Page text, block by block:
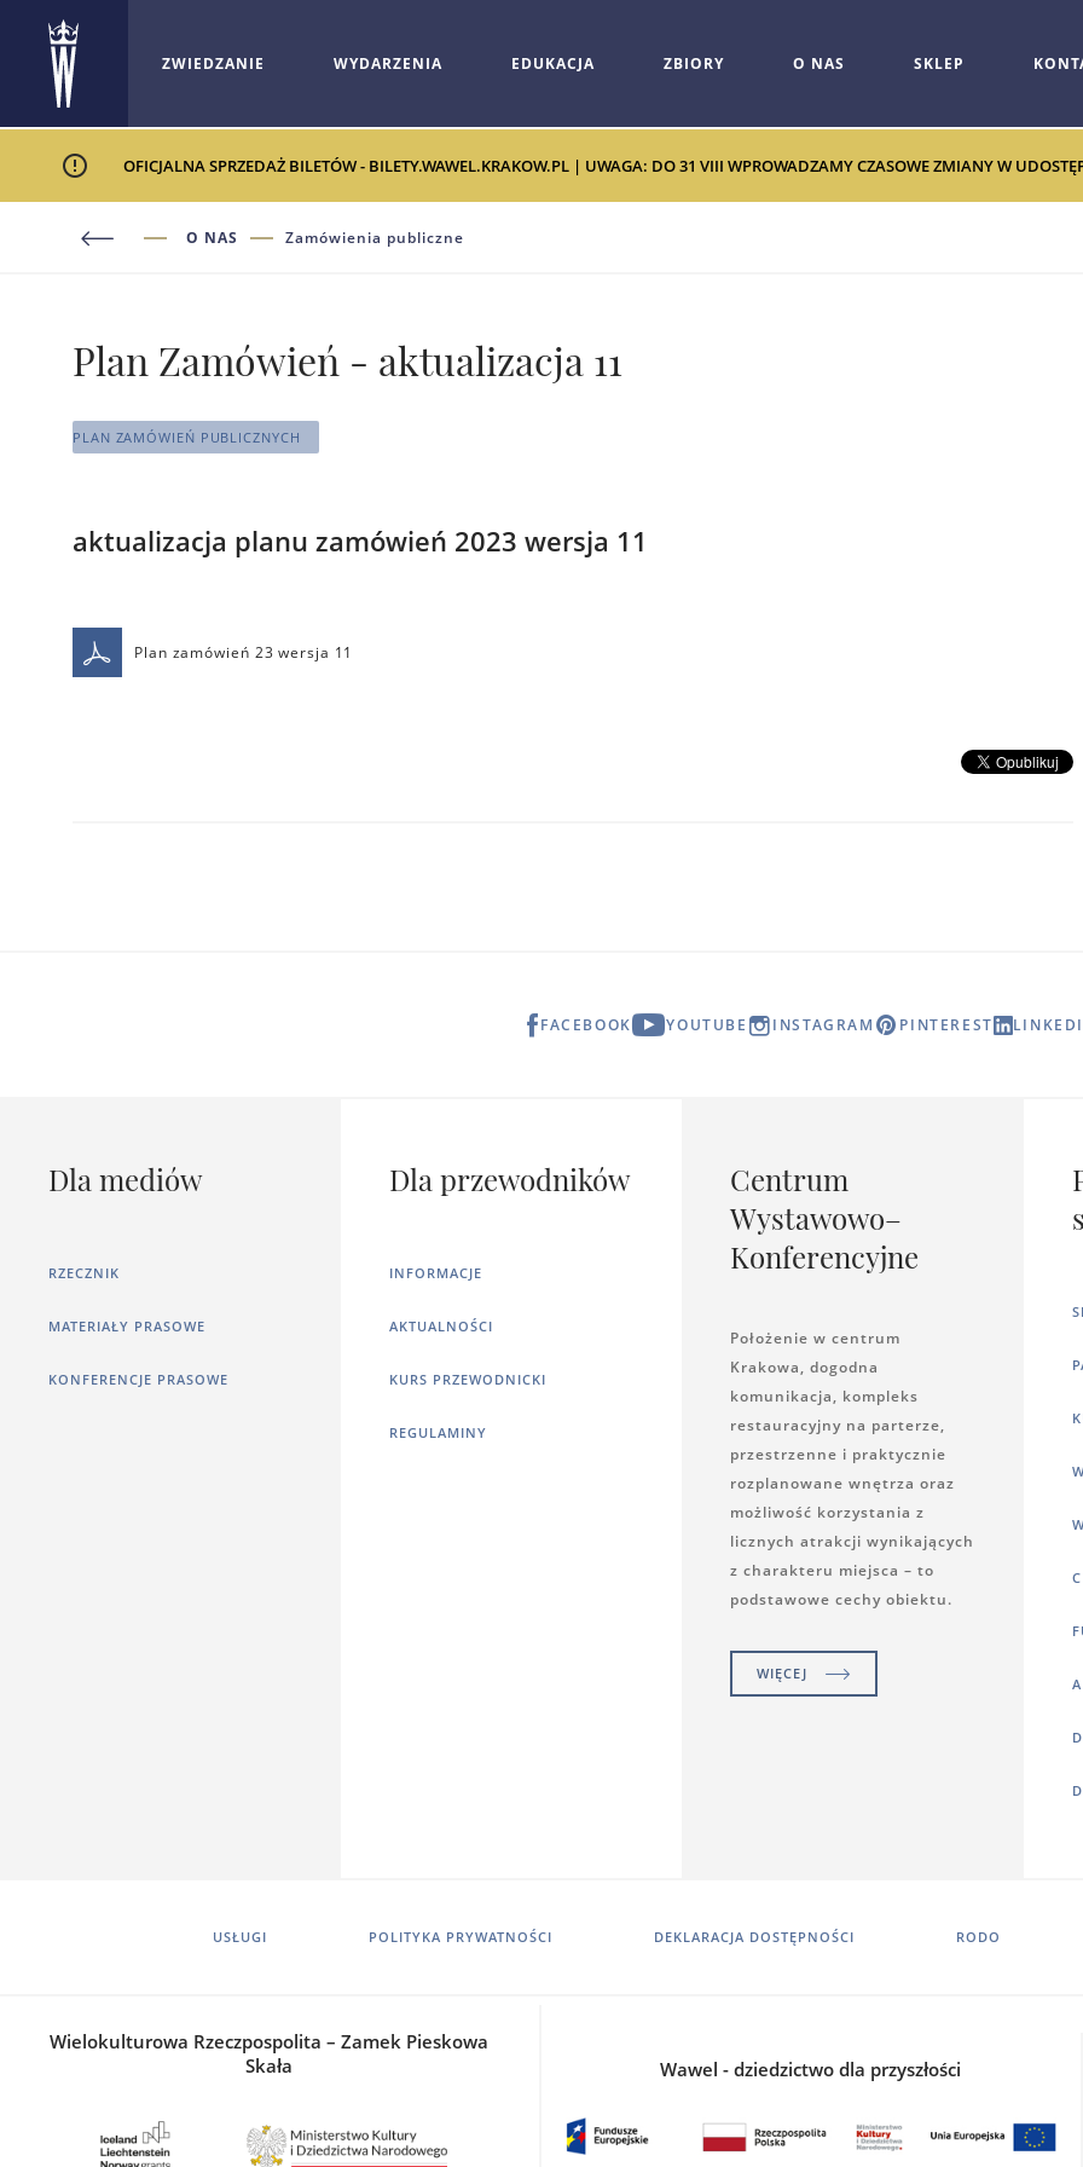
ZWIEDZANIE WYDARZENIA EDUKACJA ZBIORY O NAS SKLEP
OFICJALNA SPRZEDAŻ BILETÓW - BILETY.WAWEL.KRAKOW.PL | UWAGA: DO 31 VIII WPROWADZAMY CZASOWE ZMIANY W
O NAS Zamówienia publiczne
Plan Zamówień - aktualizacja 11
PLAN ZAMÓWIEŃ PUBLICZNYCH
aktualizacja planu zamówień 2023 wersja 11
Plan zamówień 23 wersja 11
FACEBOOK YOUTUBE INSTAGRAM PINTEREST
Dla mediów
RZECZNIK
MATERIAŁY PRASOWE
KONFERENCJE PRASOWE
Dla przewodników
INFORMACJE
AKTUALNOŚCI
KURS PRZEWODNICKI
REGULAMINY
Centrum
Wystawowo–
Konferencyjne
Położenie w centrum
Krakowa, dogodna
komunikacja, kompleks
restauracyjny na parterze,
przestrzenne i praktycznie
rozplanowane wnętrza oraz
możliwość korzystania z
licznych atrakcji wynikających
z charakteru miejsca – to
podstawowe cechy obiektu.
WIĘCEJ
USŁUGI POLITYKA PRYWATNOŚCI DEKLARACJA DOSTĘPNOŚCI RODO
Wielokulturowa Rzeczpospolita – Zamek Pieskowa
Skała
Wawel - dziedzictwo dla przyszłości